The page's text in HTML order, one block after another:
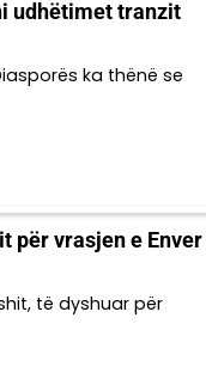
udhëtimet tranzit
ka thënë se
për vrasjen e Enver
të dyshuar për